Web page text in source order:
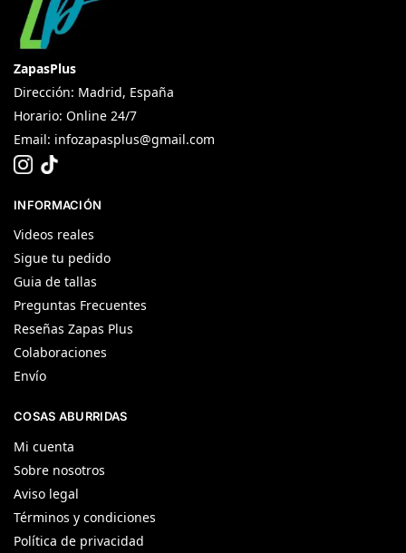
ZapasPlus
Dirección: Madrid, España
Horario: Online 24/7
Email: infozapasplus@gmail.com
INFORMACIÓN
Videos reales
Sigue tu pedido
Guia de tallas
Preguntas Frecuentes
Reseñas Zapas Plus
Colaboraciones
Envío
COSAS ABURRIDAS
Mi cuenta
Sobre nosotros
Aviso legal
Términos y condiciones
Política de privacidad